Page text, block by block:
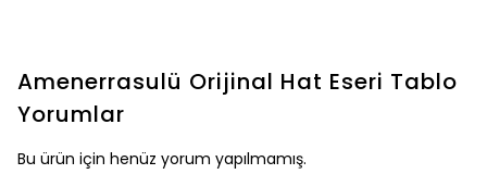
Amenerrasulü Orijinal Hat Eseri Tablo
Yorumlar
Bu ürün için henüz yorum yapılmamış.